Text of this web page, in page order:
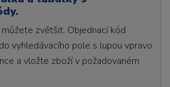
zvětšit. Objednací kód
vyhledávacího pole s lupou vpravo
a vložte zboží v požadovaném